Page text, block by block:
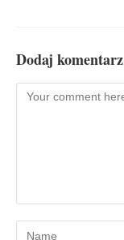
Dodaj komentarz